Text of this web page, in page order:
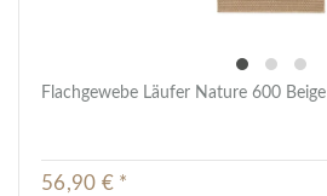
Flachgewebe Läufer Nature 600 Beige
56,90 € *